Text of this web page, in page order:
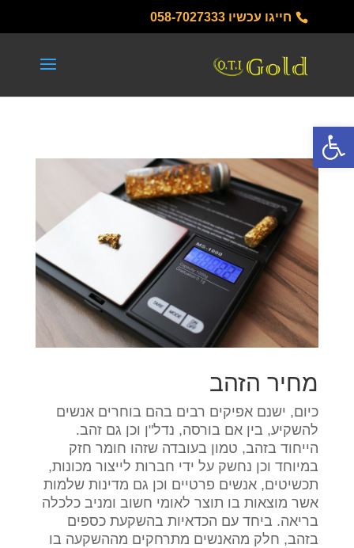
פתח סרגל נגישות
חייגו עכשיו 058-7027333
מחיר הזהב
כיום, ישנם אפיקים רבים בהם בוחרים אנשים
להשקיע, בין אם בורסה, נדל"ן וכן גם זהב.
הייחוד בזהב, טמון בעובדה שזהו חומר חזק
במיוחד וכן נחשק על ידי חברות לייצור מכונות,
תכשיטים, אנשים פרטיים וכן גם מדינות שלמות
אשר מוצאות בו תוצר לאומי חשוב ומניב כלכלה
בריאה. ביחד עם הכדאיות בהשקעת כספים
בזהב, חלק מהאנשים מתרחקים מההשקעה בו